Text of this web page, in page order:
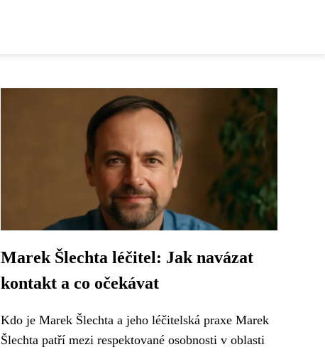
Marek Šlechta léčitel: Jak navázat
kontakt a co očekávat
Kdo je Marek Šlechta a jeho léčitelská praxe Marek
Šlechta patří mezi respektované osobnosti v oblasti